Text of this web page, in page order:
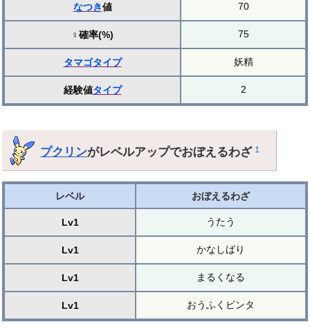
なつき値 70
♀確率(%) 75
タマゴタイプ 妖精
経験値タイプ 2
プクリンがレベルアップでおぼえるわざ†
レベル おぼえるわざ
Lv1 うたう
Lv1 かなしばり
Lv1 まるくなる
Lv1 おうふくビンタ